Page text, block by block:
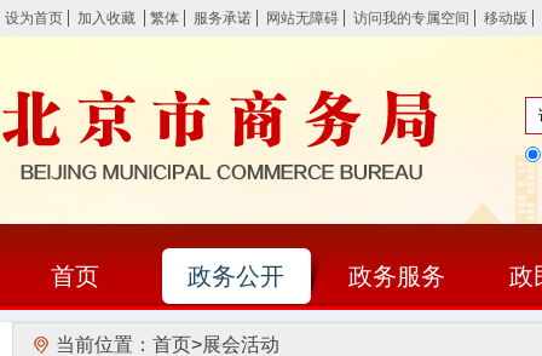
设为首页 加入收藏 繁体 服务承诺 网站无障碍 访问我的专属空间 移动版
首页 政务公开 政务服务 政
当前位置： 首页>展会活动